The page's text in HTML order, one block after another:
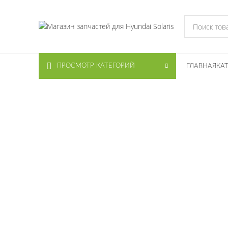
ПРОСМОТР КАТЕГОРИЙ ГЛАВНАЯ